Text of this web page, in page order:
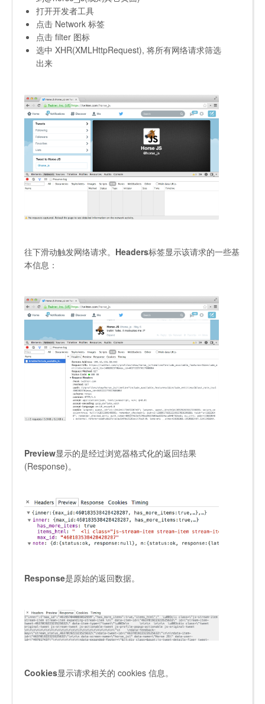
打开开发者工具
点击 Network 标签
点击 filter 图标
选中 XHR(XMLHttpRequest), 将所有网络请求筛选
出来
往下滑动触发网络请求。 Headers标签显示该请求的一些基
本信息：
Preview显示的是经过浏览器格式化的返回结果
(Response)。
Response是原始的返回数据。
Cookies显示请求相关的 cookies 信息。